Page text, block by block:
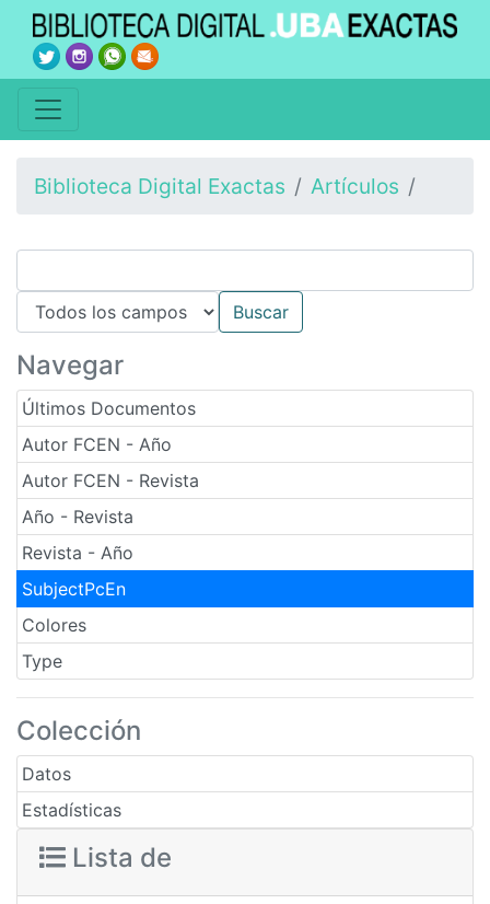
Biblioteca Digital Exactas Artículos
Navegar
Últimos Documentos
Autor FCEN - Año
Autor FCEN - Revista
Año - Revista
Revista - Año
SubjectPcEn
Colores
Type
Colección
Datos
Estadísticas
Lista de